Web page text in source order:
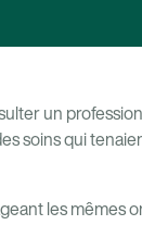
un
soins qui
les mêmes